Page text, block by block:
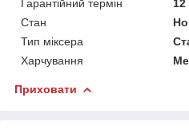
Гарантійний термін
12
Стан
Тип міксера
Харчування
Приховати